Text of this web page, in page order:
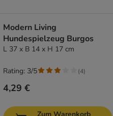
Modern Living
Hundespielzeug Burgos
L 37 x B 14 x H 17 cm
4,29 €
Rating: 3/5 (4)